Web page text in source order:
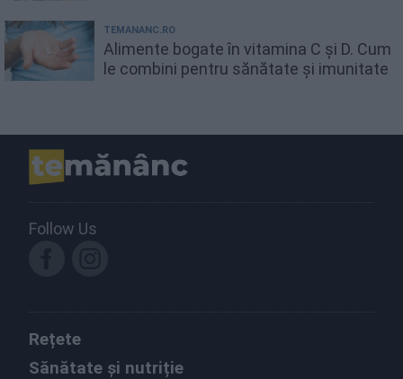
TEMANANC.RO
Alimente bogate în vitamina C și D. Cum
le combini pentru sănătate și imunitate
Follow Us
Rețete
Sănătate și nutriție